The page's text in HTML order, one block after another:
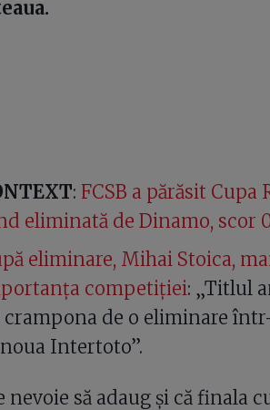
: FCSB a părăsit
eliminată de Dinamo, scor
eliminare, Mihai Stoica,
competiției: „Titlul
crampona de o eliminare
Intertoto”.
nevoie să adaug și că finala